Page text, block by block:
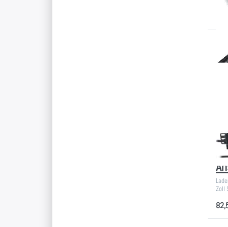
Zoll